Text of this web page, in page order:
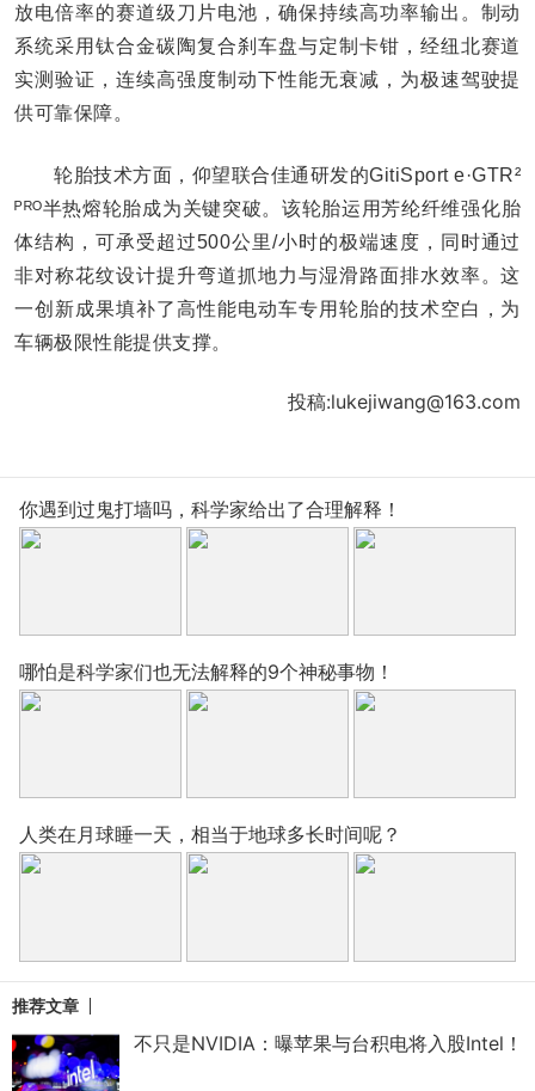
放电倍率的赛道级刀片电池，确保持续高功率输出。制动
系统采用钛合金碳陶复合刹车盘与定制卡钳，经纽北赛道
实测验证，连续高强度制动下性能无衰减，为极速驾驶提
供可靠保障。
轮胎技术方面，仰望联合佳通研发的GitiSport e·GTR²
ᴾᴿᴼ半热熔轮胎成为关键突破。该轮胎运用芳纶纤维强化胎
体结构，可承受超过500公里/小时的极端速度，同时通过
非对称花纹设计提升弯道抓地力与湿滑路面排水效率。这
一创新成果填补了高性能电动车专用轮胎的技术空白，为
车辆极限性能提供支撑。
投稿:lukejiwang@163.com
你遇到过鬼打墙吗，科学家给出了合理解释！
哪怕是科学家们也无法解释的9个神秘事物！
人类在月球睡一天，相当于地球多长时间呢？
推荐文章
不只是NVIDIA：曝苹果与台积电将入股Intel！